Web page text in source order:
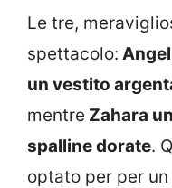
Le tre,
spettacolo:
un vestito
mentre Zahara
spalline dorate.
optato per per un